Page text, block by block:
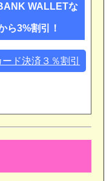
WALLETな
ら3%割引！
ド決済３％割引